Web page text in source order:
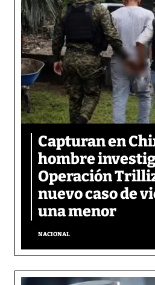
Capturan en
hombre
Operación
nuevo caso de
una menor
NACIONAL